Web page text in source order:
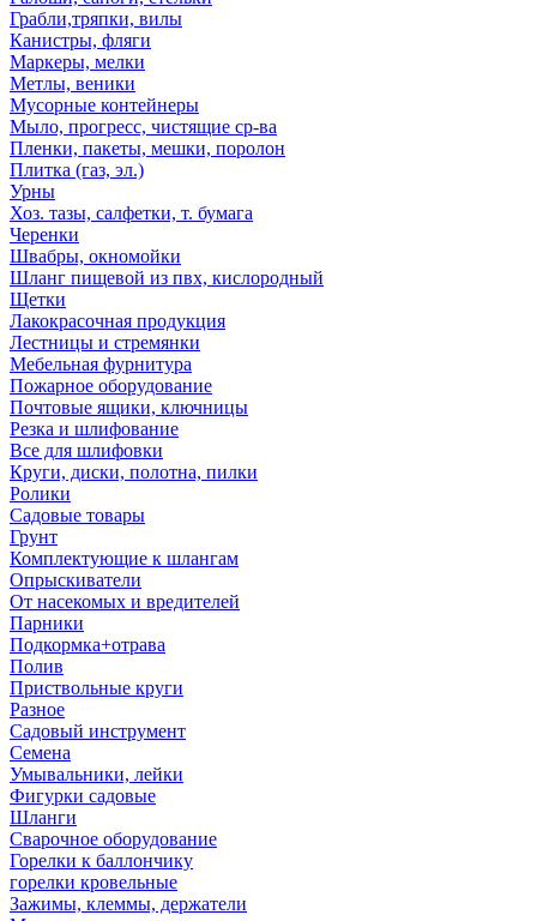
Грабли,тряпки, вилы
Канистры, фляги
Маркеры, мелки
Метлы, веники
Мусорные контейнеры
Мыло, прогресс, чистящие ср-ва
Пленки, пакеты, мешки, поролон
Плитка (газ, эл.)
Урны
Хоз. тазы, салфетки, т. бумага
Черенки
Швабры, окномойки
Шланг пищевой из пвх, кислородный
Щетки
Лакокрасочная продукция
Лестницы и стремянки
Мебельная фурнитура
Пожарное оборудование
Почтовые ящики, ключницы
Резка и шлифование
Все для шлифовки
Круги, диски, полотна, пилки
Ролики
Садовые товары
Грунт
Комплектующие к шлангам
Опрыскиватели
От насекомых и вредителей
Парники
Подкормка+отрава
Полив
Приствольные круги
Разное
Садовый инструмент
Семена
Умывальники, лейки
Фигурки садовые
Шланги
Сварочное оборудование
Горелки к баллончику
горелки кровельные
Зажимы, клеммы, держатели